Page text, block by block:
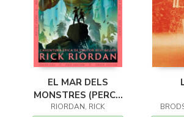
EL MAR DELS
MONSTRES (PERCY
JACKSON I ELS DÉUS
RIORDAN, RICK